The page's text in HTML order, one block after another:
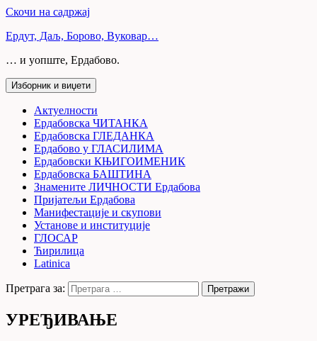
Скочи на садржај
Ердут, Даљ, Борово, Вуковар…
… и уопште, Ердабово.
Изборник и виџети
Актуелности
Ердабовска ЧИТАНКА
Ердабовска ГЛЕДАНКА
Ердабово у ГЛАСИЛИМА
Ердабовски КЊИГОИМЕНИК
Ердабовска БАШТИНА
Знамените ЛИЧНОСТИ Ердабова
Пријатељи Ердабова
Манифестације и скупови
Установе и институције
ГЛОСАР
Ћирилица
Latinica
Претрага за:
УРЕЂИВАЊЕ